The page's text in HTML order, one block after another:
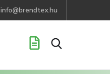
info@brendtex.hu